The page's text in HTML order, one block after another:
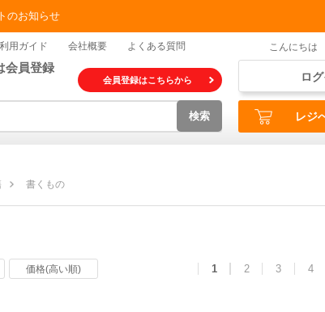
のお知らせ
用ガイド 会社概要 よくある質問
会員登録
会員登録はこちらから
検索
こんにちは
ロ
レジ
書くもの
価格(高い順) 1 2 3 4